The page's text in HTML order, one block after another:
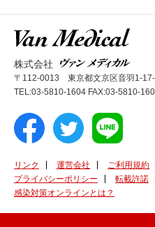
株式会社
〒112-0013 東京都文京区音羽1-
TEL:03-5810-1604 FAX:03-5810-
リンク 運営会社
ご利用規約
プライバシーポリシー
転載許諾
感染対策オンラインとは？